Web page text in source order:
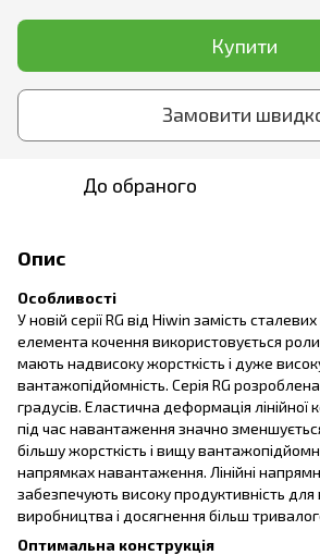
Купити
Замовити
До обраного
Опис
Особливості
У новій серії RG від Hiwin замість
елемента кочення використовується
мають надвисоку жорсткість і дуже
вантажопідйомність. Серія RG
градусів. Еластична деформація лінійної
під час навантаження значно
більшу жорсткість і вищу
напрямках навантаження. Лінійні напрямні
забезпечують високу продуктивність для
виробництва і досягнення більш
Оптимальна конструкція